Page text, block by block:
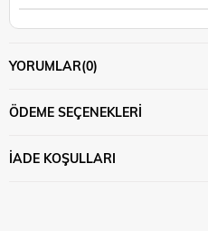
YORUMLAR(0)
ÖDEME SEÇENEKLERI
İADE KOŞULLARI